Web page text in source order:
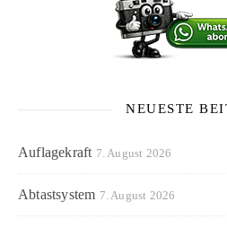
NEUESTE
Auflagekraft 7. August 2026
Abtastsystem 7. August 2026